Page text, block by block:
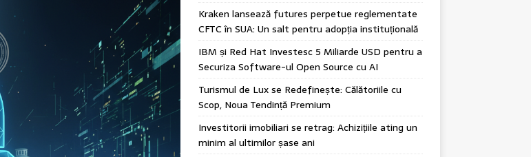
Kraken lansează futures perpetue reglementate
CFTC în SUA: Un salt pentru adopția instituțională
IBM și Red Hat Investesc 5 Miliarde USD pentru a
Securiza Software-ul Open Source cu AI
Turismul de Lux se Redefinește: Călătoriile cu
Scop, Noua Tendință Premium
Investitorii imobiliari se retrag: Achizițiile ating un
minim al ultimilor șase ani